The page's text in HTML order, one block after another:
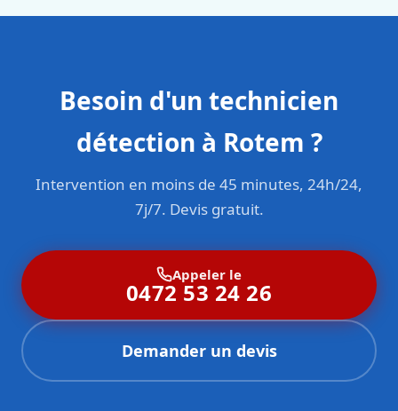
Besoin d'un technicien
détection à Rotem ?
Intervention en moins de 45 minutes, 24h/24,
7j/7. Devis gratuit.
Appeler le
0472 53 24 26
Demander un devis